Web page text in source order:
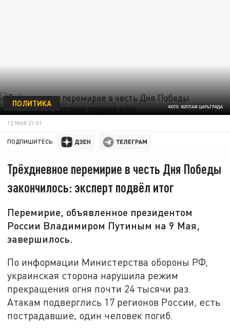
ФОТО: КОЛЛАЖ ЦАРЬГРАДА
ПОЛИТИКА
12 МАЯ 21:01
ПОДПИШИТЕСЬ:
Трёхдневное перемирие в честь Дня Победы
закончилось: эксперт подвёл итог
Перемирие, объявленное президентом
России Владимиром Путиным на 9 Мая,
завершилось.
По информации Министерства обороны РФ,
украинская сторона нарушила режим
прекращения огня почти 24 тысячи раз.
Атакам подверглись 17 регионов России, есть
пострадавшие, один человек погиб.